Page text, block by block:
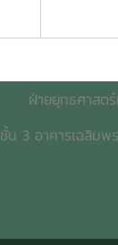
ฝ่ายยุทธศาสต
ชั้น 3 อาคารเฉลิมพ